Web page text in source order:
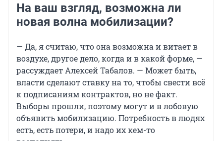
На ваш взгляд, возможна ли
новая волна мобилизации?
— Да, я считаю, что она возможна и витает в
воздухе, другое дело, когда и в какой форме, —
рассуждает Алексей Табалов. — Может быть,
власти сделают ставку на то, чтобы свести всё
к подписаниям контрактов, но не факт.
Выборы прошли, поэтому могут и в лобовую
объявить мобилизацию. Потребность в людях
есть, есть потери, и надо их кем-то